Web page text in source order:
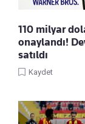
110 milyar
onaylandı!
satıldı
Kaydet